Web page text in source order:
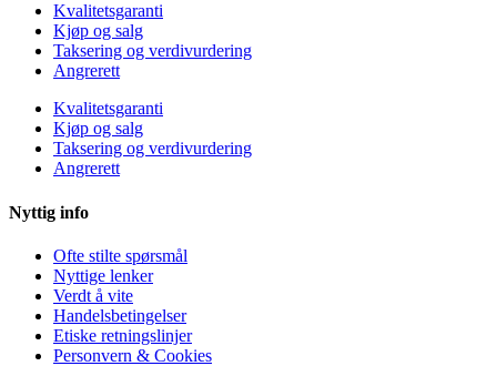
Kvalitetsgaranti
Kjøp og salg
Taksering og verdivurdering
Angrerett
Kvalitetsgaranti
Kjøp og salg
Taksering og verdivurdering
Angrerett
Nyttig info
Ofte stilte spørsmål
Nyttige lenker
Verdt å vite
Handelsbetingelser
Etiske retningslinjer
Personvern & Cookies